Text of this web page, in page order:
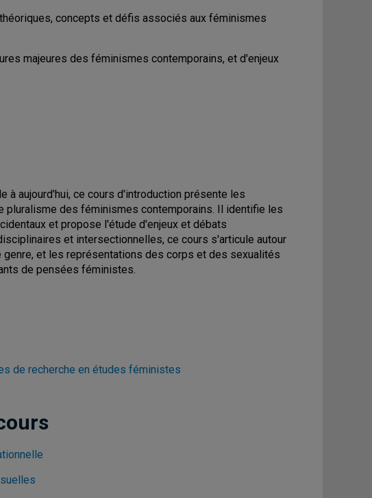
concepts et défis associés aux féminismes
majeures des féminismes contemporains, et d'enjeux
aujourd'hui, ce cours d'introduction présente les
pluralisme des féminismes contemporains. Il identifie les
et propose l'étude d'enjeux et débats
et intersectionnelles, ce cours s'articule autour
et les représentations des corps et des sexualités
de pensées féministes.
de recherche en études féministes